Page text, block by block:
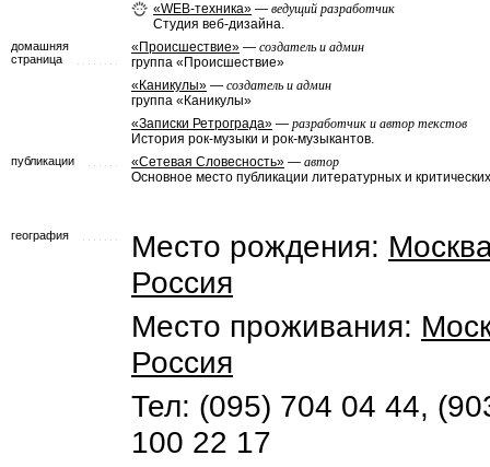
«WEB-техника» — ведущий разработчик
Студия веб-дизайна.
домашняя
страница
«Происшествие» — создатель и админ
группа «Происшествие»
«Каникулы» — создатель и админ
группа «Каникулы»
«Записки Ретрограда» — разработчик и автор текстов
История рок-музыки и рок-музыкантов.
публикации «Сетевая Словесность» — автор
Основное место публикации литературных и
география Место рождения:
Россия
Место проживания:
Россия
Тел: (095) 704 04 44,
100 22 17